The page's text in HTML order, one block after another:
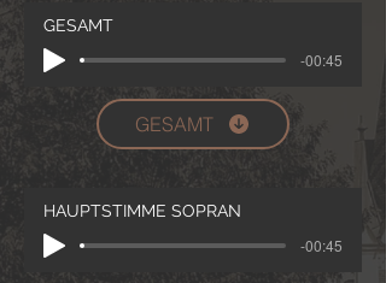
GESAMT
-00:45
GESAMT
HAUPTSTIMME SOPRAN
-00:45